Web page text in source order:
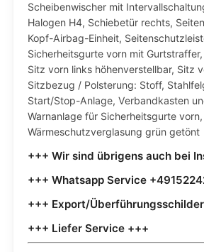
Scheibenwischer mit
Halogen H4, Schiebetür rechts,
Kopf-Airbag-Einheit,
Sicherheitsgurte vorn mit
Sitz vorn links höhenverstellbar, Sitz
Sitzbezug / Polsterung: Stoff,
Start/Stop-Anlage, Verbandkasten
Warnanlage für Sicherheitsgurte vorn,
Wärmeschutzverglasung grün getönt
+++ Wir sind übrigens auch bei
+++ Whatsapp Service
+++ Export/
+++ Liefer Service +++